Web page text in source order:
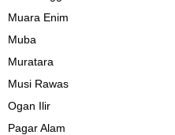
Muara Enim
Muba
Muratara
Musi Rawas
Ogan Ilir
Pagar Alam